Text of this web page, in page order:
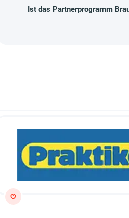
Ist das Partnerprogramm